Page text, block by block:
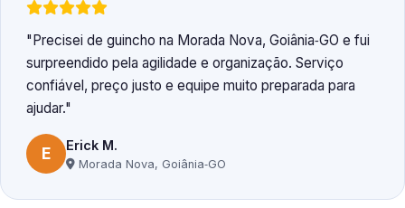
Precisei de guincho na Morada Nova, Goiânia‑GO e fui
surpreendido pela agilidade e organização. Serviço
confiável, preço justo e equipe muito preparada para
ajudar.
E Erick M.
Morada Nova, Goiânia‑GO